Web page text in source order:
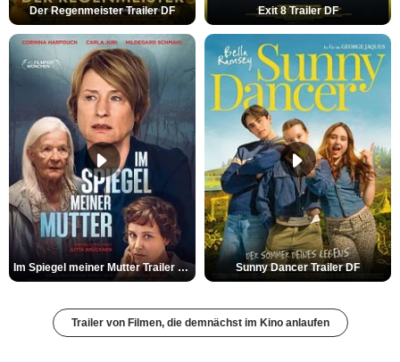
Der Regenmeister Trailer DF Exit 8 Trailer DF
Im Spiegel meiner Mutter Trailer DF Sunny Dancer Trailer DF
Trailer von Filmen, die demnächst im Kino anlaufen